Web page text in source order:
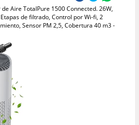
Aire TotalPure 1500 Connected. 26W,
Etapas de filtrado, Control por Wi-fi, 2
Sensor PM 2,5, Cobertura 40 m3 -